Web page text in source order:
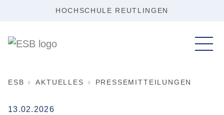
HOCHSCHULE REUTLINGEN
ESB AKTUELLES PRESSEMITTEILUNGEN
13.02.2026